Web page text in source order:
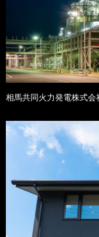
相馬共同火力発電株式